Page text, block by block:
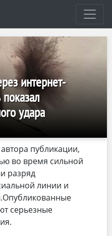
интернет-
удара
публикации,
во время сильной
разряд
линии и
серьезные